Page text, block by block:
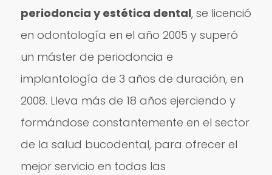
periodoncia y estética dental, se licenció
en odontología en el año 2005 y superó
un máster de periodoncia e
implantología de 3 años de duración, en
2008. Lleva más de 18 años ejerciendo y
formándose constantemente en el sector
de la salud bucodental, para ofrecer el
mejor servicio en todas las